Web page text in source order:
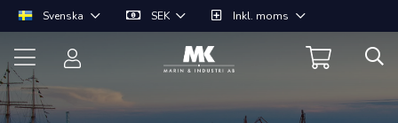
Svenska SEK Inkl. moms